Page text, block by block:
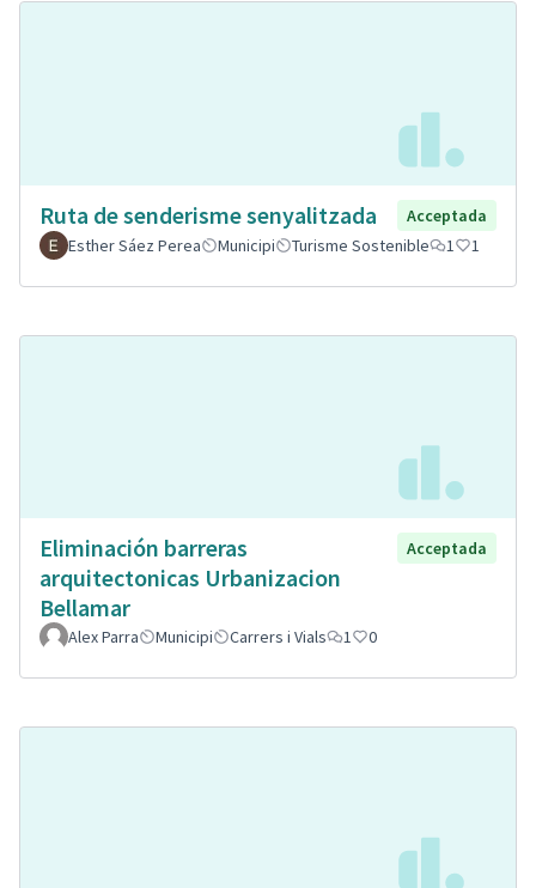
Ruta de senderisme senyalitzada
Acceptada
Esther Sáez Perea
Municipi Turisme Sostenible 1 1
Eliminación barreras
arquitectonicas Urbanizacion
Bellamar
Acceptada
Alex Parra Municipi Carrers i Vials 1 0